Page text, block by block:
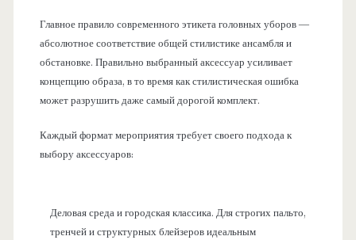
Главное правило современного этикета головных уборов —
абсолютное соответствие общей стилистике ансамбля и
обстановке. Правильно выбранный аксессуар усиливает
концепцию образа, в то время как стилистическая ошибка
может разрушить даже самый дорогой комплект.
Каждый формат мероприятия требует своего подхода к
выбору аксессуаров:
Деловая среда и городская классика. Для строгих пальто,
тренчей и структурных блейзеров идеальным